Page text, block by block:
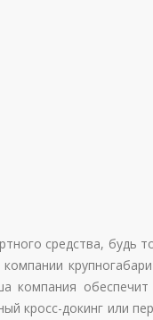
средства, будь
кросс-докинг или